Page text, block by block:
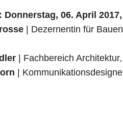
06. April
| Dezernentin für
| Fachbereich
|